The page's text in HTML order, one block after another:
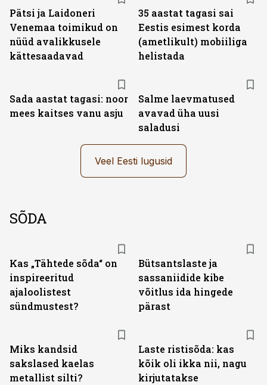
Pätsi ja Laidoneri
Venemaa toimikud on
nüüd avalikkusele
kättesaadavad
35 aastat tagasi sai
Eestis esimest korda
(ametlikult) mobiiliga
helistada
Sada aastat tagasi: noor
mees kaitses vanu asju
Salme laevmatused
avavad üha uusi
saladusi
Veel Eesti lugusid
SÕDA
Kas „Tähtede sõda“ on
inspireeritud
ajaloolistest
sündmustest?
Bütsantslaste ja
sassaniidide kibe
võitlus ida hingede
pärast
Miks kandsid
sakslased kaelas
metallist silti?
Laste ristisõda: kas
kõik oli ikka nii, nagu
kirjutatakse